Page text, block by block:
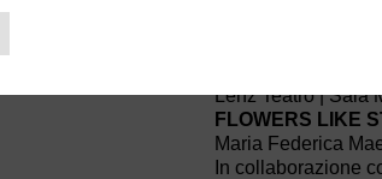
Lenz Teatro | Sala
FLOWERS LIKE
Maria Federica
In collaborazione